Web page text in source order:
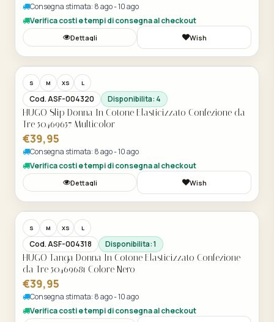
Consegna stimata: 8 ago - 10 ago
Verifica costi e tempi di consegna al checkout
Dettagli Wish
Acquisto Veloce
S M XS L
Cod. ASF-004320 Disponibilita: 4
HUGO Slip Donna In Cotone Elasticizzato Confezione da
Tre 50469657 Multicolor
€39,95
Consegna stimata: 8 ago - 10 ago
Verifica costi e tempi di consegna al checkout
Dettagli Wish
Acquisto Veloce
S M XS L
Cod. ASF-004318 Disponibilita: 1
HUGO Tanga Donna In Cotone Elasticizzato Confezione
da Tre 50469681 Colore Nero
€39,95
Consegna stimata: 8 ago - 10 ago
Verifica costi e tempi di consegna al checkout